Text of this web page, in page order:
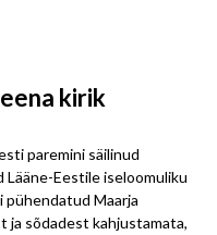
kirik
paremini säilinud
Eestile iseloomuliku
pühendatud Maarja
ja sõdadest kahjustamata,